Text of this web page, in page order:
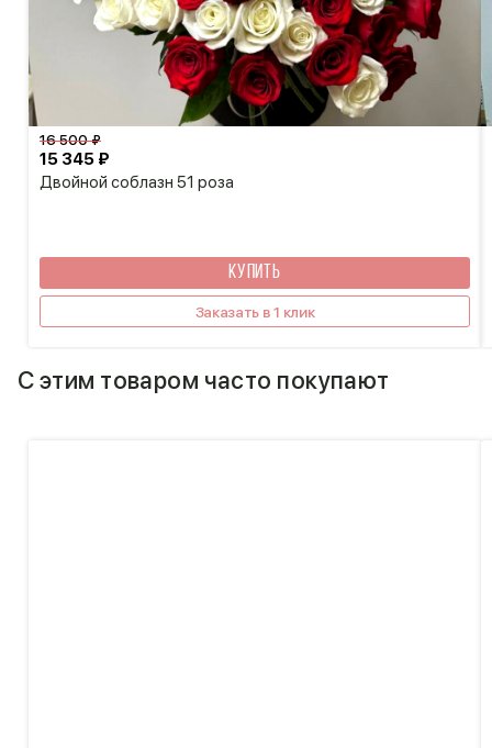
Двойной соблазн 51 роза
15 345 ₽
16 500 ₽
КУПИТЬ
Заказать в 1 клик
С этим товаром часто покупают